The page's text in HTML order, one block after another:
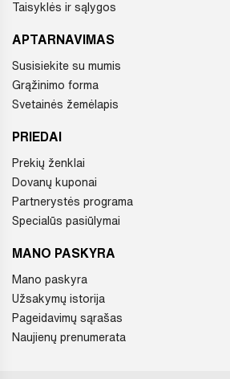
Taisyklės ir sąlygos
APTARNAVIMAS
Susisiekite su mumis
Grąžinimo forma
Svetainės žemėlapis
PRIEDAI
Prekių ženklai
Dovanų kuponai
Partnerystės programa
Specialūs pasiūlymai
MANO PASKYRA
Mano paskyra
Užsakymų istorija
Pageidavimų sąrašas
Naujienų prenumerata